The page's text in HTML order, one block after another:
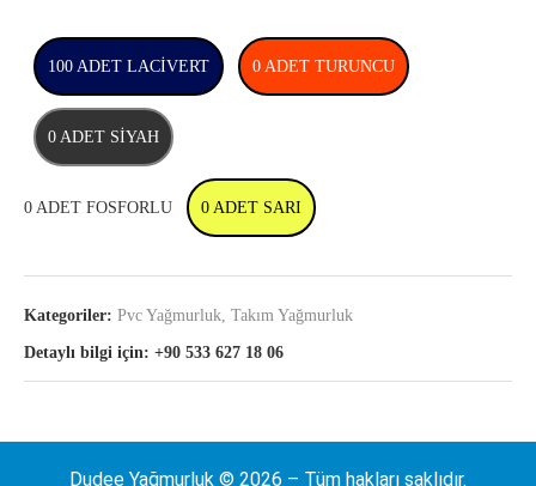
100 ADET LACİVERT 0 ADET TURUNCU
0 ADET SİYAH
0 ADET FOSFORLU 0 ADET SARI
Kategoriler: Pvc Yağmurluk Takım Yağmurluk
Detaylı bilgi için: +90 533 627 18 06
Dudee Yağmurluk © 2026 – Tüm hakları saklıdır.